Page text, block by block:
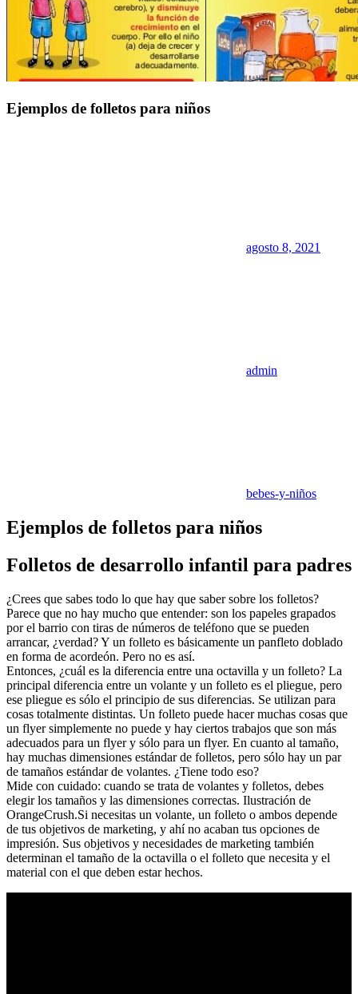
Ejemplos de folletos para niños
agosto 8, 2021
admin
bebes-y-niños
Ejemplos de folletos para niños
Folletos de desarrollo infantil para padres
¿Crees que sabes todo lo que hay que saber sobre los folletos?
Parece que no hay mucho que entender: son los papeles grapados
por el barrio con tiras de números de teléfono que se pueden
arrancar, ¿verdad? Y un folleto es básicamente un panfleto doblado
en forma de acordeón. Pero no es así.
Entonces, ¿cuál es la diferencia entre una octavilla y un folleto? La
principal diferencia entre un volante y un folleto es el pliegue, pero
ese pliegue es sólo el principio de sus diferencias. Se utilizan para
cosas totalmente distintas. Un folleto puede hacer muchas cosas que
un flyer simplemente no puede y hay ciertos trabajos que son más
adecuados para un flyer y sólo para un flyer. En cuanto al tamaño,
hay muchas dimensiones estándar de folletos, pero sólo hay un par
de tamaños estándar de volantes. ¿Tiene todo eso?
Mide con cuidado: cuando se trata de volantes y folletos, debes
elegir los tamaños y las dimensiones correctas. Ilustración de
OrangeCrush.Si necesitas un volante, un folleto o ambos depende
de tus objetivos de marketing, y ahí no acaban tus opciones de
impresión. Sus objetivos y necesidades de marketing también
determinan el tamaño de la octavilla o el folleto que necesita y el
material con el que deben estar hechos.